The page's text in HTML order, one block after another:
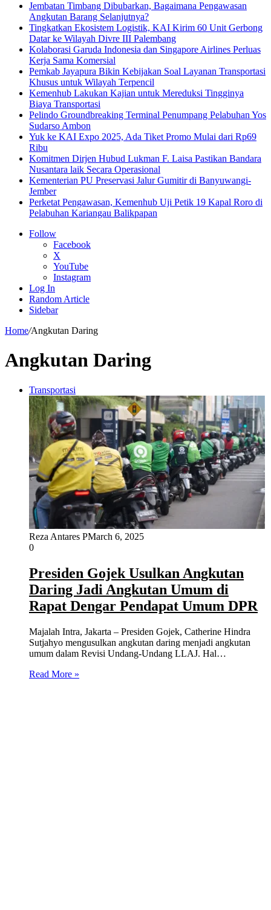
Jembatan Timbang Dibubarkan, Bagaimana Pengawasan
Angkutan Barang Selanjutnya?
Tingkatkan Ekosistem Logistik, KAI Kirim 60 Unit Gerbong
Datar ke Wilayah Divre III Palembang
Kolaborasi Garuda Indonesia dan Singapore Airlines Perluas
Kerja Sama Komersial
Pemkab Jayapura Bikin Kebijakan Soal Layanan Transportasi
Khusus untuk Wilayah Terpencil
Kemenhub Lakukan Kajian untuk Mereduksi Tingginya
Biaya Transportasi
Pelindo Groundbreaking Terminal Penumpang Pelabuhan Yos
Sudarso Ambon
Yuk ke KAI Expo 2025, Ada Tiket Promo Mulai dari Rp69
Ribu
Komitmen Dirjen Hubud Lukman F. Laisa Pastikan Bandara
Nusantara laik Secara Operasional
Kementerian PU Preservasi Jalur Gumitir di Banyuwangi-
Jember
Perketat Pengawasan, Kemenhub Uji Petik 19 Kapal Roro di
Pelabuhan Kariangau Balikpapan
Follow
Facebook
X
YouTube
Instagram
Log In
Random Article
Sidebar
Home/Angkutan Daring
Angkutan Daring
Transportasi
Reza Antares PMarch 6, 2025
0
Presiden Gojek Usulkan Angkutan
Daring Jadi Angkutan Umum di
Rapat Dengar Pendapat Umum DPR
Majalah Intra, Jakarta – Presiden Gojek, Catherine Hindra
Sutjahyo mengusulkan angkutan daring menjadi angkutan
umum dalam Revisi Undang-Undang LLAJ. Hal…
Read More »